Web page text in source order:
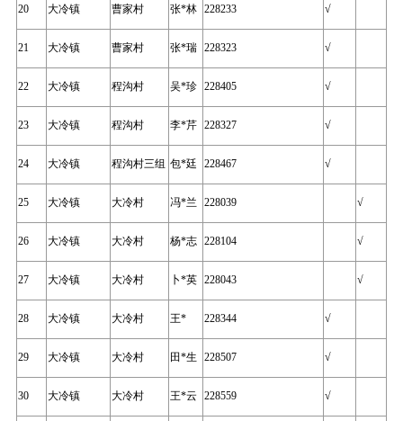
20 大冷镇 曹家村 张*林 228233 √
21 大冷镇 曹家村 张*瑞 228323 √
22 大冷镇 程沟村 吴*珍 228405 √
23 大冷镇 程沟村 李*芹 228327 √
24 大冷镇 程沟村三组 包*廷 228467 √
25 大冷镇 大冷村 冯*兰 228039 √
26 大冷镇 大冷村 杨*志 228104 √
27 大冷镇 大冷村 卜*英 228043 √
28 大冷镇 大冷村 王* 228344 √
29 大冷镇 大冷村 田*生 228507 √
30 大冷镇 大冷村 王*云 228559 √